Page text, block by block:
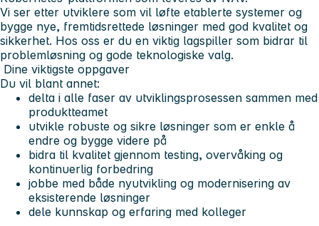
Vi ser etter utviklere som vil løfte etablerte systemer og
bygge nye, fremtidsrettede løsninger med god kvalitet og
sikkerhet. Hos oss er du en viktig lagspiller som bidrar til
problemløsning og gode teknologiske valg.
Dine viktigste oppgaver
Du vil blant annet:
delta i alle faser av utviklingsprosessen sammen med
produktteamet
utvikle robuste og sikre løsninger som er enkle å
endre og bygge videre på
bidra til kvalitet gjennom testing, overvåking og
kontinuerlig forbedring
jobbe med både nyutvikling og modernisering av
eksisterende løsninger
dele kunnskap og erfaring med kolleger